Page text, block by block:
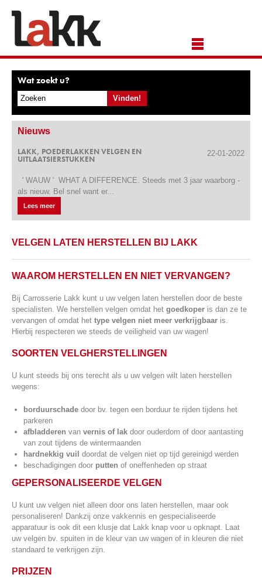
Wat zoekt u?
Nieuws
22-01-2022
LAKK, POEDERLAKKEN VELGEN EN
UITLAATSIERSTUKKEN
' WAUW ' WHAT A DIFFERENCE. Steeds met 3 jaar waarborg -
als nieuw. Bel snel want er...
Lees meer
VELGEN LATEN HERSTELLEN BIJ LAKK
WAAROM HERSTELLEN EN NIET VERVANGEN?
Bij Carrosserie Lakk kunt u uw velgen laten herstellen door de beste
specialisten. We herstellen velgen omdat het goedkoper is dan ze te
vervangen of omdat het type velgen niet meer verkrijgbaar is.
Hierbij respecteren we steeds de veiligheid van uw wagen!
SOORTEN VELGHERSTELLINGEN
U kunt steeds bij ons terecht als u uw velgen wilt laten herstellen
wegens:
borduurschadedoor bv. tegen een borduur te rijden tijdens het
parkeren
afbladderen van vernis of lakdoor ouderdom of door aantasting
van zout tijdens de wintermaanden
hardnekkig vuil doordat de velgen niet op tijd gereinigd werden
beschadigingen door putten of oneffenheden op straat
GEPERSONALISEERDE VELGEN
U kunt uw velgen niet alleen door ons laten herstellen, maar ook
personaliseren! Dankzij onze vakkennis en gespecialiseerde
apparatuur is ook dit een klusje dat Lakk knap voor u opknapt. Laat
uw velgen bv. spuiten in de kleur van uw wagen of in kleuren die niet
standaard te verkrijgen zijn.
PRIJZEN